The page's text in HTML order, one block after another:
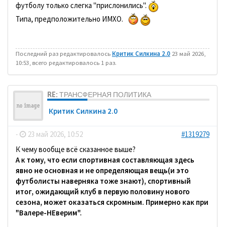
футболу только слегка "прислонились".
Типа, предположительно ИМХО.
Последний раз редактировалось Критик Силкина 2.0 23 май 2026,
10:53, всего редактировалось 1 раз.
RE: ТРАНСФЕРНАЯ ПОЛИТИКА
Критик Силкина 2.0
- 23 май 2026, 10:52
#1319279
К чему вообще всё сказанное выше?
А к тому, что если спортивная составляющая здесь
явно не основная и не определяющая вещь(и это
футболисты наверняка тоже знают), спортивный
итог, ожидающий клуб в первую половину нового
сезона, может оказаться скромным. Примерно как при
"Валере-НЕверим".